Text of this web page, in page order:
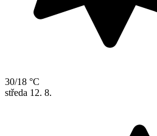
30/18 °C
středa 12. 8.